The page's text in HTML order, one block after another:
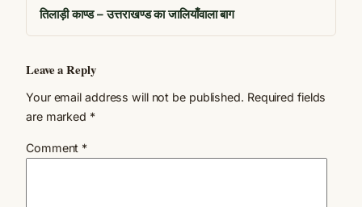
तिलाड़ी काण्ड – उत्तराखण्ड का जालियाँवाला बाग
Leave a Reply
Your email address will not be published. Required fields
are marked *
Comment *